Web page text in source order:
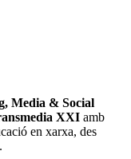
Media & Social
XXI amb
en xarxa, des